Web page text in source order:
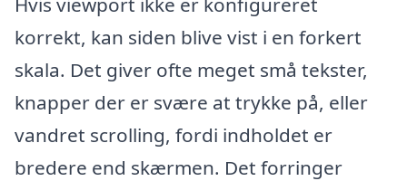
korrekt, kan siden blive vist i en forkert
skala. Det giver ofte meget små tekster,
knapper der er svære at trykke på, eller
vandret scrolling, fordi indholdet er
bredere end skærmen. Det forringer